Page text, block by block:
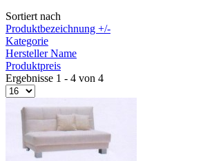
Sortiert nach
Produktbezeichnung +/-
Kategorie
Hersteller Name
Produktpreis
Ergebnisse 1 - 4 von 4